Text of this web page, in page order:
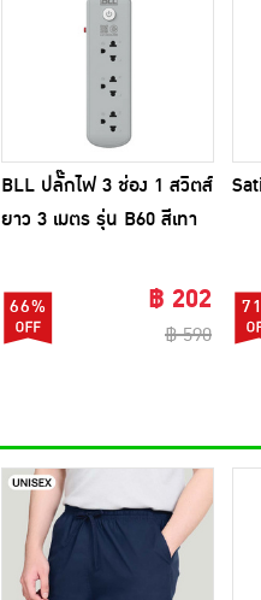
BLL ปลั๊กไฟ 3 ช่อง 1 สวิตส์
ยาว 3 เมตร รุ่น B60 สีเทา
66% ฿ 202
฿ 590